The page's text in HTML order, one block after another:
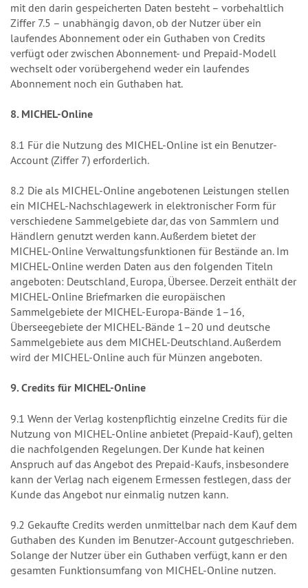
mit den darin gespeicherten Daten besteht – vorbehaltlich
Ziffer 7.5 – unabhängig davon, ob der Nutzer über ein
laufendes Abonnement oder ein Guthaben von Credits
verfügt oder zwischen Abonnement- und Prepaid-Modell
wechselt oder vorübergehend weder ein laufendes
Abonnement noch ein Guthaben hat.
8. MICHEL-Online
8.1 Für die Nutzung des MICHEL-Online ist ein Benutzer-
Account (Ziffer 7) erforderlich.
8.2 Die als MICHEL-Online angebotenen Leistungen stellen
ein MICHEL-Nachschlagewerk in elektronischer Form für
verschiedene Sammelgebiete dar, das von Sammlern und
Händlern genutzt werden kann. Außerdem bietet der
MICHEL-Online Verwaltungsfunktionen für Bestände an. Im
MICHEL-Online werden Daten aus den folgenden Titeln
angeboten: Deutschland, Europa, Übersee. Derzeit enthält der
MICHEL-Online Briefmarken die europäischen
Sammelgebiete der MICHEL-Europa-Bände 1–16,
Überseegebiete der MICHEL-Bände 1–20 und deutsche
Sammelgebiete aus dem MICHEL-Deutschland. Außerdem
wird der MICHEL-Online auch für Münzen angeboten.
9. Credits für MICHEL-Online
9.1 Wenn der Verlag kostenpflichtig einzelne Credits für die
Nutzung von MICHEL-Online anbietet (Prepaid-Kauf), gelten
die nachfolgenden Regelungen. Der Kunde hat keinen
Anspruch auf das Angebot des Prepaid-Kaufs, insbesondere
kann der Verlag nach eigenem Ermessen festlegen, dass der
Kunde das Angebot nur einmalig nutzen kann.
9.2 Gekaufte Credits werden unmittelbar nach dem Kauf dem
Guthaben des Kunden im Benutzer-Account gutgeschrieben.
Solange der Nutzer über ein Guthaben verfügt, kann er den
gesamten Funktionsumfang von MICHEL-Online nutzen.